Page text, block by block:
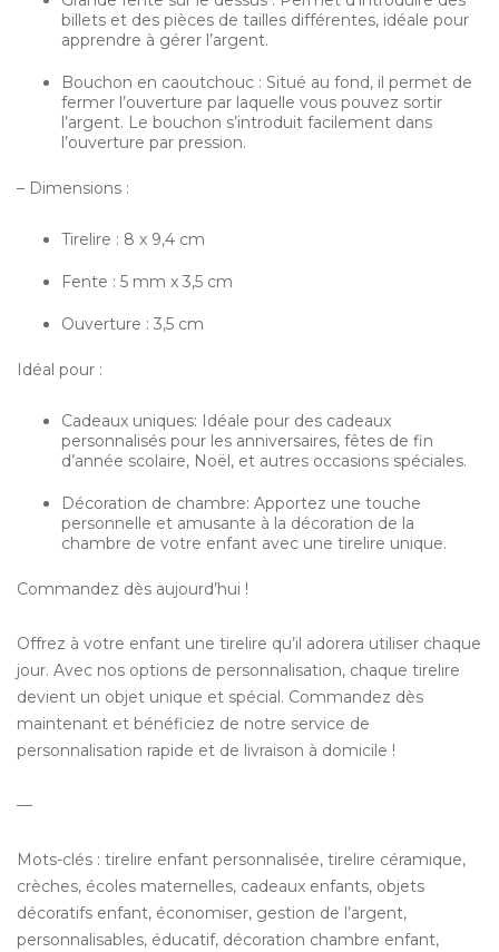
billets et des pièces de tailles différentes, idéale pour
apprendre à gérer l’argent.
Bouchon en caoutchouc : Situé au fond, il permet de
fermer l’ouverture par laquelle vous pouvez sortir
l’argent. Le bouchon s’introduit facilement dans
l’ouverture par pression.
– Dimensions :
Tirelire : 8 x 9,4 cm
Fente : 5 mm x 3,5 cm
Ouverture : 3,5 cm
Idéal pour :
Cadeaux uniques: Idéale pour des cadeaux
personnalisés pour les anniversaires, fêtes de fin
d’année scolaire, Noël, et autres occasions spéciales.
Décoration de chambre: Apportez une touche
personnelle et amusante à la décoration de la
chambre de votre enfant avec une tirelire unique.
Commandez dès aujourd’hui !
Offrez à votre enfant une tirelire qu’il adorera utiliser chaque
jour. Avec nos options de personnalisation, chaque tirelire
devient un objet unique et spécial. Commandez dès
maintenant et bénéficiez de notre service de
personnalisation rapide et de livraison à domicile !
—
Mots-clés : tirelire enfant personnalisée, tirelire céramique,
crèches, écoles maternelles, cadeaux enfants, objets
décoratifs enfant, économiser, gestion de l’argent,
personnalisables, éducatif, décoration chambre enfant,